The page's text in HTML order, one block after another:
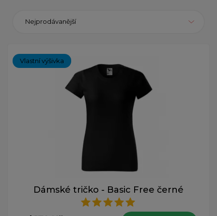
Nejprodávanější
Vlastní výšivka
Dámské tričko - Basic Free černé